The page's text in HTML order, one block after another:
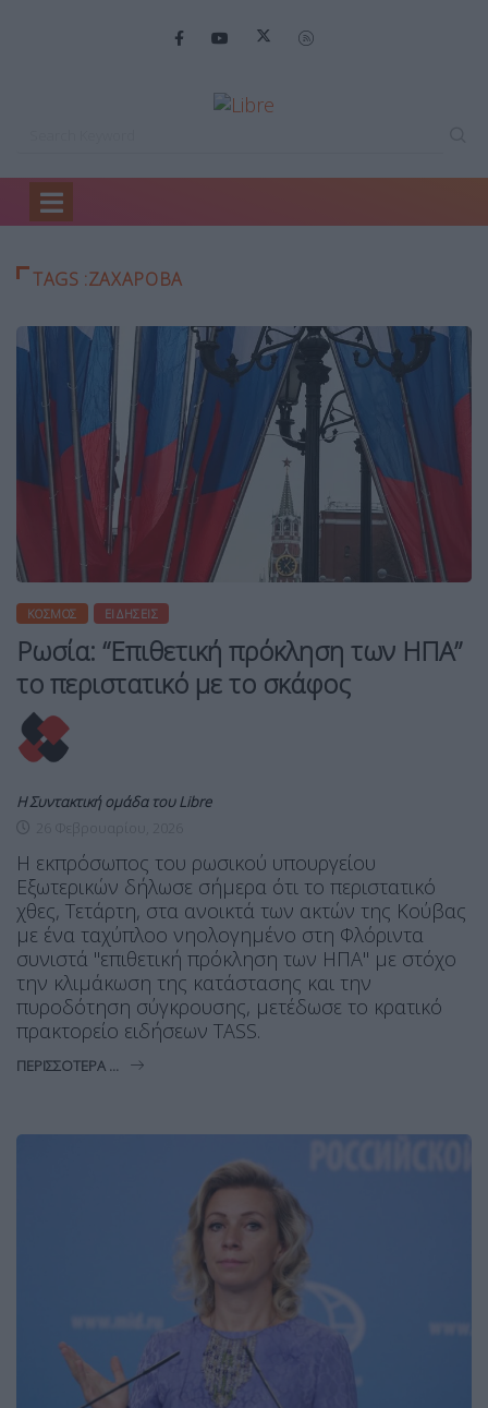
Home
TAGS :ΖΑΧΑΡΟΒΑ
ΚΌΣΜΟΣ ΕΙΔΉΣΕΙΣ
Ρωσία: “Επιθετική πρόκληση των ΗΠΑ”
το περιστατικό με το σκάφος
Η Συντακτική ομάδα του Libre
Η εκπρόσωπος του ρωσικού υπουργείου
Εξωτερικών δήλωσε σήμερα ότι το περιστατικό
χθες, Τετάρτη, στα ανοικτά των ακτών της Κούβας
με ένα ταχύπλοο νηολογημένο στη Φλόριντα
συνιστά "επιθετική πρόκληση των ΗΠΑ" με στόχο
την κλιμάκωση της κατάστασης και την
πυροδότηση σύγκρουσης, μετέδωσε το κρατικό
πρακτορείο ειδήσεων TASS.
ΠΕΡΙΣΣΌΤΕΡΑ ...